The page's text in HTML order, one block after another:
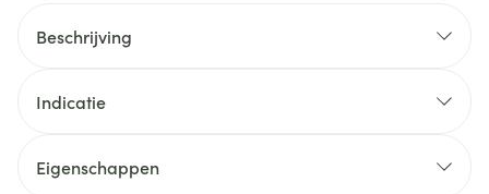
Beschrijving
Indicatie
Eigenschappen